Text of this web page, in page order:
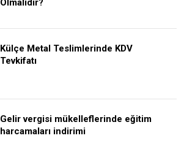
Külçe Metal Teslimlerinde KDV
Tevkifatı
Gelir vergisi mükelleflerinde eğitim
harcamaları indirimi